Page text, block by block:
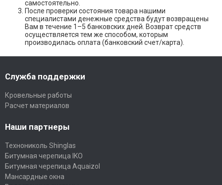
самостоятельно.
После проверки состояния товара нашими
специалистами денежные средства будут возвращены
Вам в течение 1–5 банковских дней. Возврат средств
осуществляется тем же способом, которым
производилась оплата (банковский счет/карта).
Служба поддержки
Кровельные работы
Расчет материалов
Наши партнеры
Технониколь Shinglas
Битумная черепица IKO
Битумная черепица Aquaizol
Мансардные окна